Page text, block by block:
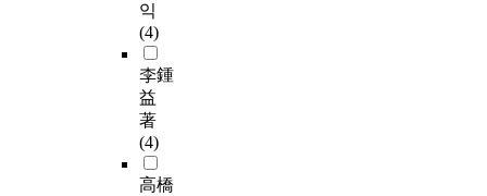
익
(4)
李鍾
益
著
(4)
高橋